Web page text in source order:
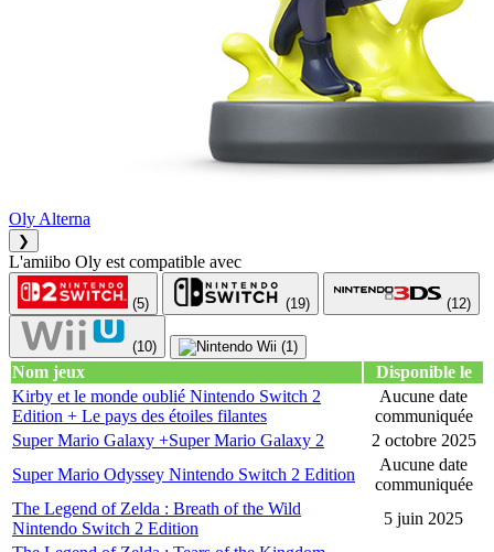
Oly Alterna
❯
L'amiibo Oly est compatible avec
(5) (19) (12)
(10) (1)
Nom jeux
Disponible le
Kirby et le monde oublié Nintendo Switch 2
Edition + Le pays des étoiles filantes
Aucune date
communiquée
Super Mario Galaxy +Super Mario Galaxy 2
2 octobre 2025
Super Mario Odyssey Nintendo Switch 2 Edition
Aucune date
communiquée
The Legend of Zelda : Breath of the Wild
Nintendo Switch 2 Edition
5 juin 2025